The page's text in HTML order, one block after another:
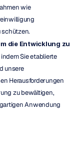
wie
schützen.
die Entwicklung zu
Sie etablierte
unsere
Herausforderungen
zu bewältigen,
Anwendung